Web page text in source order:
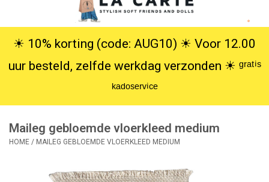
Knuffels
Poppen
SALE
Cadeauservice
☀︎ 10% korting (code: AUG10) ☀︎ Voor 12.00
uur besteld, zelfde werkdag verzonden ☀︎ ᵍʳᵃᵗⁱˢ
ᵏᵃᵈᵒˢᵉʳᵛⁱᶜᵉ
Maileg gebloemde vloerkleed medium
HOME / MAILEG GEBLOEMDE VLOERKLEED MEDIUM